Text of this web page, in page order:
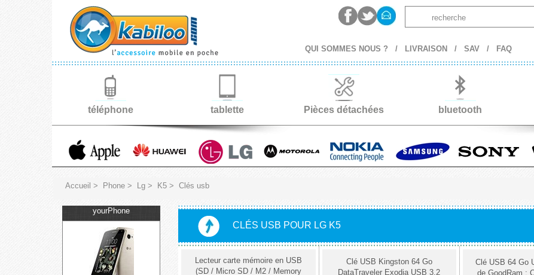
QUI SOMMES NOUS ? / LIVRAISON / SAV / FAQ
téléphone tablette Pièces détachées bluetooth
Accueil > Phone > Lg > K5 > Clés usb
yourPhone
CLÉS USB POUR LG K5
Lecteur carte mémoire en USB
(SD / Micro SD / M2 / Memory
Clé USB Kingston 64 Go
DataTraveler Exodia USB 3.2
Clé USB 64 Go